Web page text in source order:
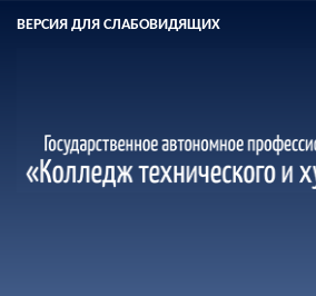
ВЕРСИЯ ДЛЯ СЛАБОВИДЯЩИХ